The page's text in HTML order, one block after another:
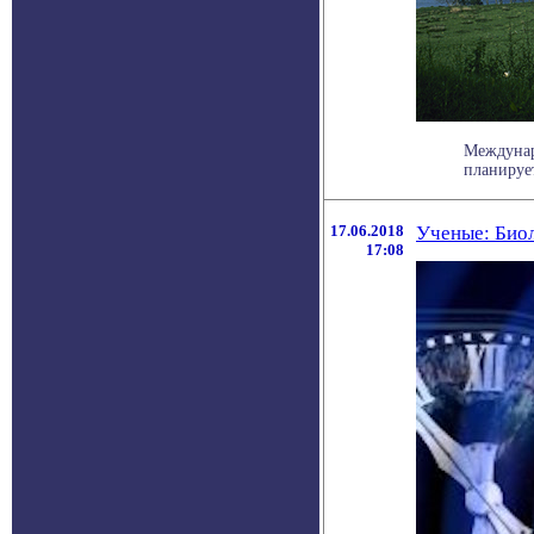
17.06.2018
17:08
Ученые: